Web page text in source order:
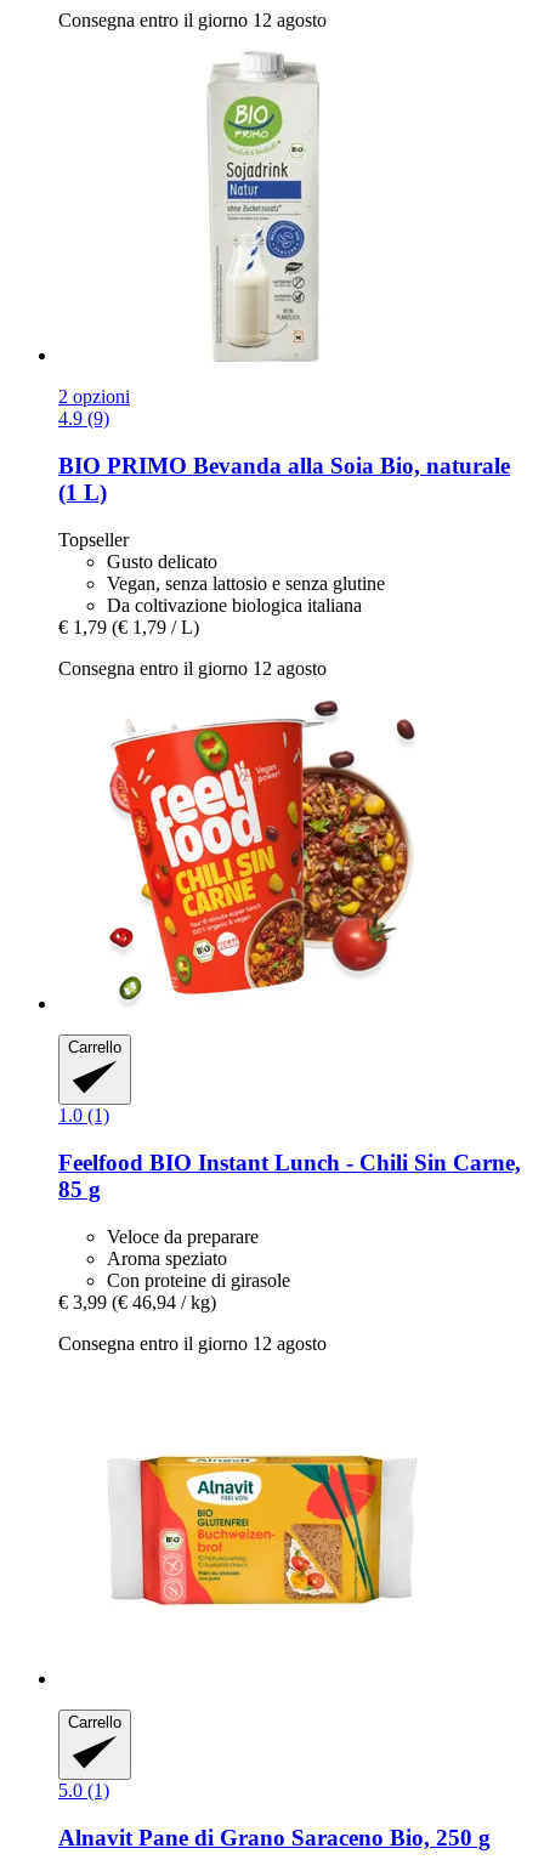
Consegna entro il giorno 12 agosto
2 opzioni
4.9 (9)
BIO PRIMO Bevanda alla Soia Bio, naturale
(1 L)
Topseller
Gusto delicato
Vegan, senza lattosio e senza glutine
Da coltivazione biologica italiana
€ 1,79 (€ 1,79 / L)
Consegna entro il giorno 12 agosto
Carrello
1.0 (1)
Feelfood BIO Instant Lunch -​ Chili Sin Carne,
85 g
Veloce da preparare
Aroma speziato
Con proteine di girasole
€ 3,99 (€ 46,94 / kg)
Consegna entro il giorno 12 agosto
Carrello
5.0 (1)
Alnavit Pane di Grano Saraceno Bio, 250 g